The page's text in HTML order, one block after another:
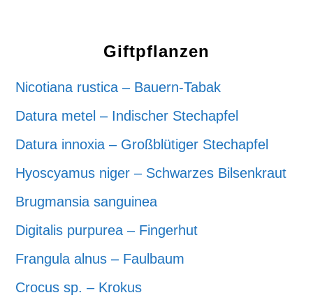
Giftpflanzen
Nicotiana rustica – Bauern-Tabak
Datura metel – Indischer Stechapfel
Datura innoxia – Großblütiger Stechapfel
Hyoscyamus niger – Schwarzes Bilsenkraut
Brugmansia sanguinea
Digitalis purpurea – Fingerhut
Frangula alnus – Faulbaum
Crocus sp. – Krokus